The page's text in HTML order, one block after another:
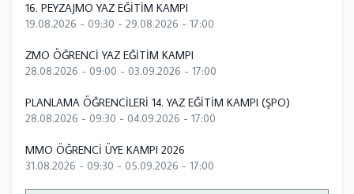
16. PEYZAJMO YAZ EĞİTİM KAMPI
19.08.2026 - 09:30 - 29.08.2026 - 17:00
ZMO ÖĞRENCİ YAZ EĞİTİM KAMPI
28.08.2026 - 09:00 - 03.09.2026 - 17:00
PLANLAMA ÖĞRENCİLERİ 14. YAZ EĞİTİM KAMPI (ŞPO)
28.08.2026 - 09:30 - 04.09.2026 - 17:00
MMO ÖĞRENCİ ÜYE KAMPI 2026
31.08.2026 - 09:30 - 05.09.2026 - 17:00